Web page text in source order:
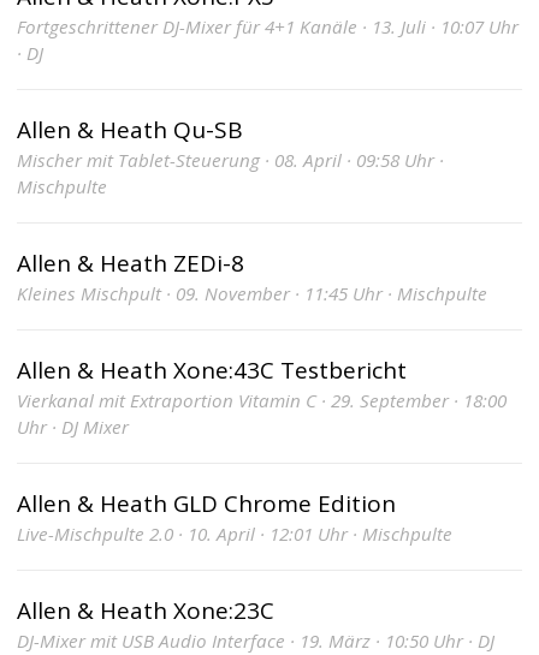
Fortgeschrittener DJ-Mixer für 4+1 Kanäle · 13. Juli · 10:07 Uhr
· DJ
Allen & Heath Qu-SB
Mischer mit Tablet-Steuerung · 08. April · 09:58 Uhr ·
Mischpulte
Allen & Heath ZEDi-8
Kleines Mischpult · 09. November · 11:45 Uhr · Mischpulte
Allen & Heath Xone:43C Testbericht
Vierkanal mit Extraportion Vitamin C · 29. September · 18:00
Uhr · DJ Mixer
Allen & Heath GLD Chrome Edition
Live-Mischpulte 2.0 · 10. April · 12:01 Uhr · Mischpulte
Allen & Heath Xone:23C
DJ-Mixer mit USB Audio Interface · 19. März · 10:50 Uhr · DJ